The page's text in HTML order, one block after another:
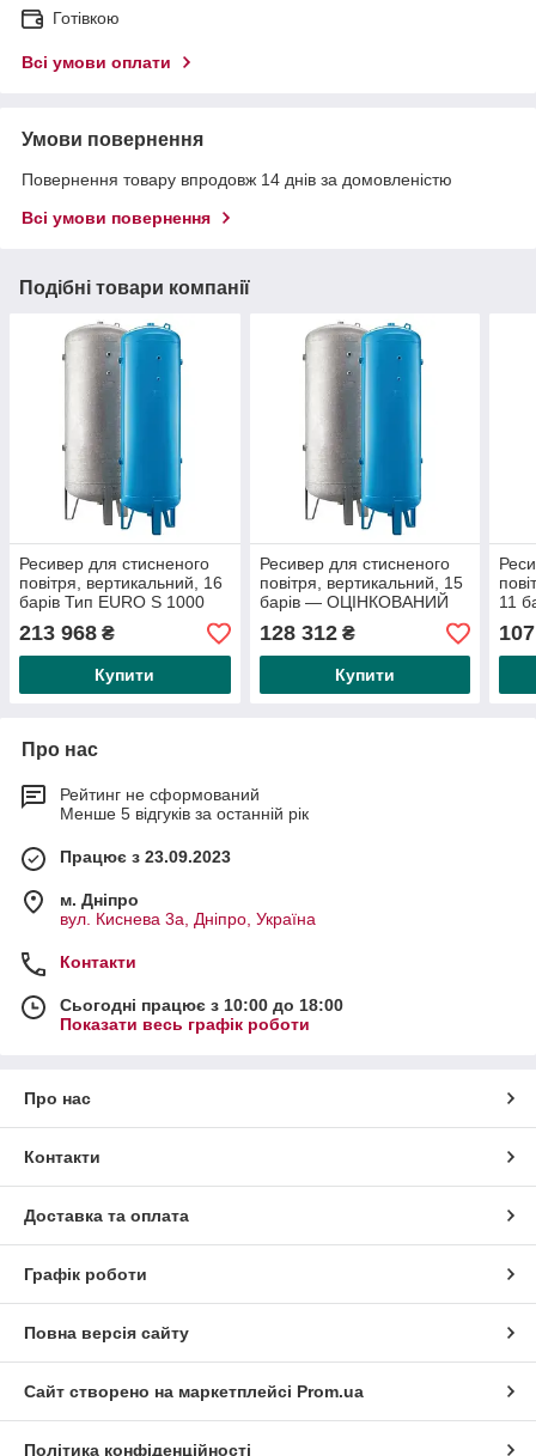
Готівкою
Всі умови оплати
Умови повернення
Повернення товару впродовж 14 днів за домовленістю
Всі умови повернення
Подібні товари компанії
Ресивер для стисненого
повітря, вертикальний, 16
барів Тип EURO S 1000
CE — ОЦІНКОВАНИЙ!!!
(включно з манометром і
213 968 ₴
Купити
Ресивер для стисненого
повітря, вертикальний, 15
барів — ОЦІНКОВАНИЙ
EURO SH 300 CE
(включно з манометром і
128 312₴
Купити
11
CE
Про нас
Рейтинг не сформований
Менше 5 відгуків за останній рік
Працює з 23.09.2023
м. Дніпро
вул. Киснева 3а, Дніпро, Україна
Контакти
Сьогодні працює з 10:00 до 18:00
Показати весь графік роботи
Про нас
Контакти
Доставка та оплата
Графік роботи
Повна версія сайту
Сайт створено на маркетплейсі Prom.ua
Політика конфіденційності